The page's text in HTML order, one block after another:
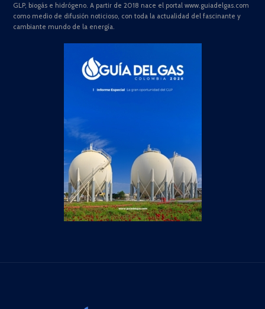
GLP, biogás e hidrógeno. A partir de 2018 nace el portal www.guiadelgas.com
como medio de difusión noticioso, con toda la actualidad del fascinante y
cambiante mundo de la energía.